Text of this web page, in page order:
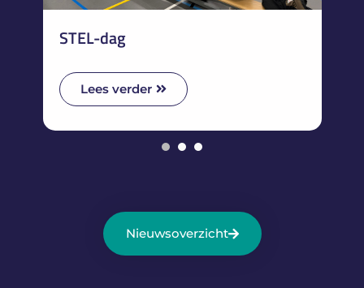
STEL-dag
Lees verder
Nieuwsoverzicht